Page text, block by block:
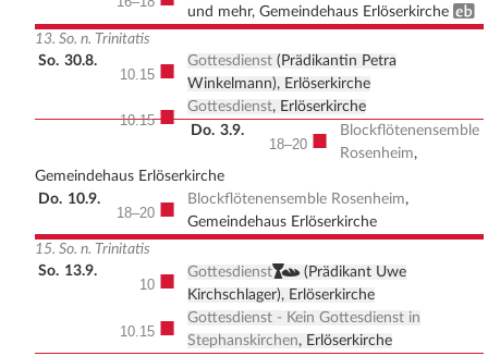
und mehr, Gemeindehaus Erlöserkirche Erwachsenenbildung
13. So. n. Trinitatis
So. 30.8.
10.15 ■ Gottesdienst (Prädikantin Petra
Winkelmann), Erlöserkirche
10.15 ■ Gottesdienst, Erlöserkirche
Do. 3.9.
18–20 ■
Blockflötenensemble
Rosenheim,
Gemeindehaus Erlöserkirche
Do. 10.9.
18–20 ■ Blockflötenensemble Rosenheim,
Gemeindehaus Erlöserkirche
15. So. n. Trinitatis
So. 13.9.
10 ■ Gottesdienst, (Prädikant Uwe
Kirchschlager), Erlöserkirche
10.15 ■
Gottesdienst - Kein Gottesdienst in
Stephanskirchen, Erlöserkirche